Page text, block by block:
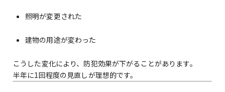
照明が変更された
建物の用途が変わった
こうした変化により、防犯効果が下がることがあります。
半年に1回程度の見直しが理想的です。